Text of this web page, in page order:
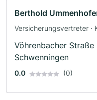
Berthold
Versicherungsvertreter ·
Vöhrenbacher
Schwenningen
0.0 (0)